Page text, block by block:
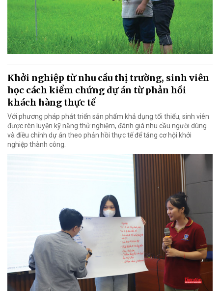
Khởi nghiệp từ nhu cầu thị trường, sinh viên
học cách kiểm chứng dự án từ phản hồi
khách hàng thực tế
Với phương pháp phát triển sản phẩm khả dụng tối thiểu, sinh viên
được rèn luyện kỹ năng thử nghiệm, đánh giá nhu cầu người dùng
và điều chỉnh dự án theo phản hồi thực tế để tăng cơ hội khởi
nghiệp thành công.